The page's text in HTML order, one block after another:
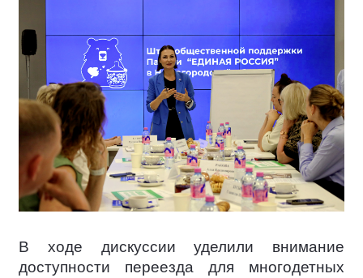
В ходе дискуссии уделили внимание
доступности переезда для многодетных